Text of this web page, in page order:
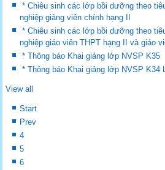
* Chiêu sinh các lớp bồi dưỡng theo
nghiệp giảng viên chính hạng II
* Chiêu sinh các lớp bồi dưỡng theo
nghiệp giáo viên THPT hạng II và giáo
* Thông báo Khai giảng lớp NVSP K35
* Thông báo Khai giảng lớp NVSP K34
View all
Start
Prev
4
5
6